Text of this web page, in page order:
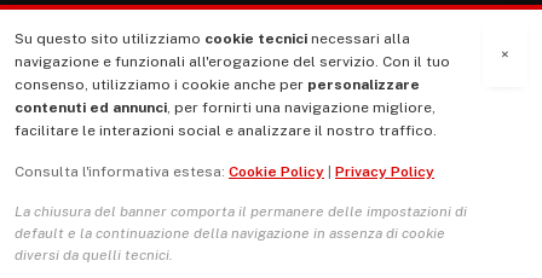
MENU
La Nostra Storia
Le Copertine
L’Associazione
×
Su questo sito utilizziamo cookie tecnici necessari alla
navigazione e funzionali all'erogazione del servizio. Con il tuo
consenso, utilizziamo i cookie anche per personalizzare
contenuti ed annunci, per fornirti una navigazione migliore,
facilitare le interazioni social e analizzare il nostro traffico.
Consulta l'informativa estesa: Cookie Policy Privacy Policy
La chiusura del banner comporta il permanere delle impostazioni di
default e la continuazione della navigazione in assenza di cookie
diversi da quelli tecnici.